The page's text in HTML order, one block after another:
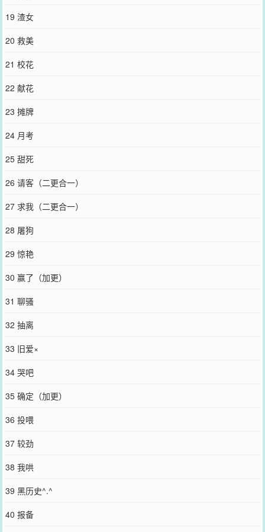
19 渣女
20 救美
21 校花
22 献花
23 摊牌
24 月考
25 甜死
26 请客（二更合一）
27 求我（二更合一）
28 屠狗
29 惊艳
30 赢了（加更）
31 聊骚
32 抽离
33 旧爱×
34 哭吧
35 确定（加更）
36 投喂
37 较劲
38 我哄
39 黑历史^.^
40 报备